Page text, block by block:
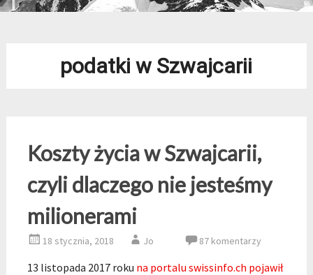
podatki w Szwajcarii
Koszty życia w Szwajcarii,
czyli dlaczego nie jesteśmy
milionerami
18 stycznia, 2018 Jo 87 komentarzy
13 listopada 2017 roku na portalu swissinfo.ch pojawił